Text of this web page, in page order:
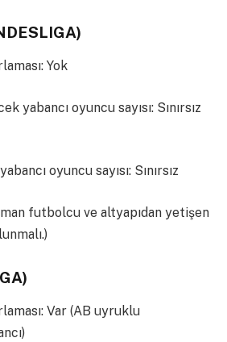
Yok
yabancı oyuncu sayısı: Sınırsız
oyuncu sayısı: Sınırsız
futbolcu ve altyapıdan yetişen
Var (AB uyruklu